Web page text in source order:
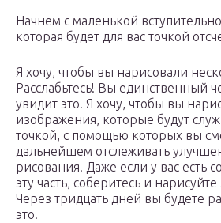
Начнем с маленькой
которая будет для вас точкой
Я хочу, чтобы вы нарисовали
Расслабьтесь! Вы единственный
увидит это. Я хочу, чтобы вы
изображения, которые будут
точкой, с помощью которых вы
дальнейшем отслеживать
рисования. Даже если у вас есть
эту часть, соберитесь и
Через тридцать дней вы будете
это!